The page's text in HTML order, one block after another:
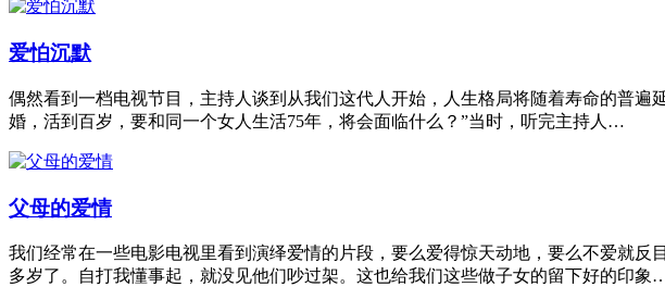
爱怕沉默
偶然看到一档电视节目，主持人谈到从我们这代人开始，人生格局将随着寿命的普
婚，活到百岁，要和同一个女人生活75年，将会面临什么？”当时，听完主持人…
父母的爱情
我们经常在一些电影电视里看到演绎爱情的片段，要么爱得惊天动地，要么不爱就
多岁了。自打我懂事起，就没见他们吵过架。这也给我们这些做子女的留下好的印象